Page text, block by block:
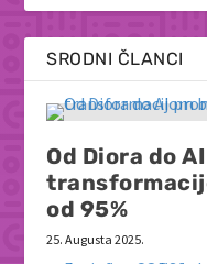
SRODNI ČLANCI
Od Diora do
od 95%
25. Augusta 2025.